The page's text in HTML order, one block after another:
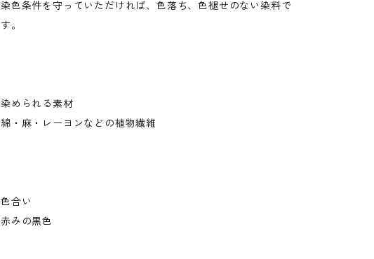
染色条件を守っていただければ、色落ち、色褪せのない染料で
す。
染められる素材
綿・麻・レーヨンなどの植物繊維
色合い
赤みの黒色